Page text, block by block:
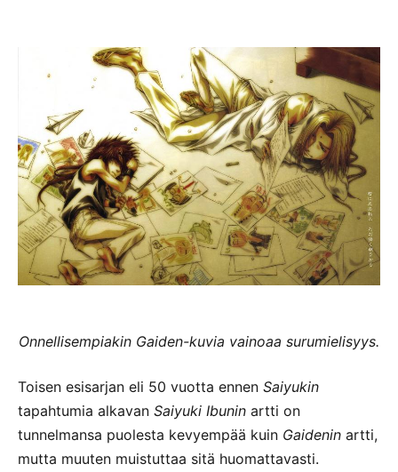
Onnellisempiakin Gaiden-kuvia vainoaa surumielisyys.
Toisen esisarjan eli 50 vuotta ennen Saiyukin
tapahtumia alkavan Saiyuki Ibunin artti on
tunnelmansa puolesta kevyempää kuin Gaidenin artti,
mutta muuten muistuttaa sitä huomattavasti.